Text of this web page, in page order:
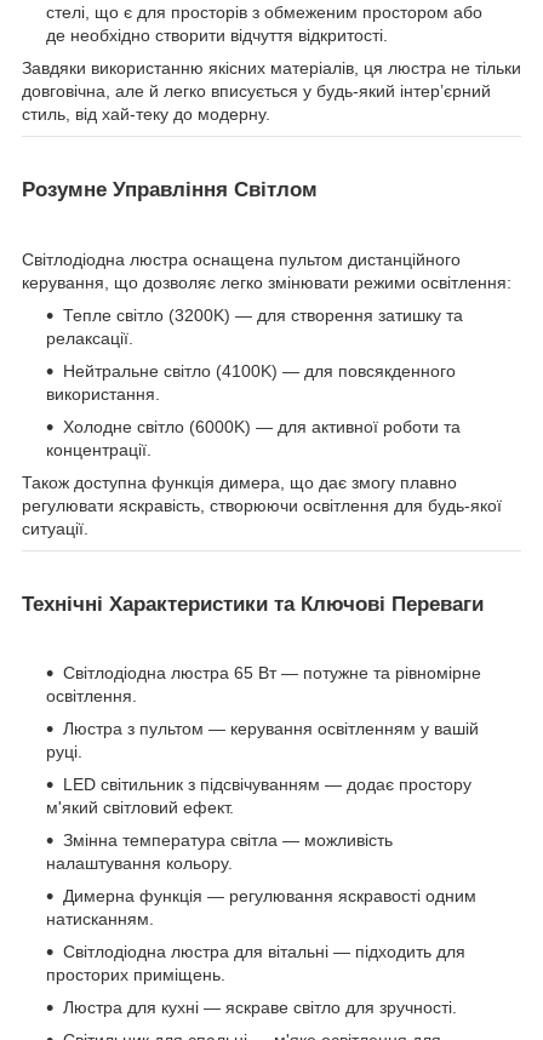
стелі, що є для просторів з обмеженим простором або
де необхідно створити відчуття відкритості.
Завдяки використанню якісних матеріалів, ця люстра не тільки
довговічна, але й легко вписується у будь-який інтер’єрний
стиль, від хай-теку до модерну.
Розумне Управління Світлом
Світлодіодна люстра оснащена пультом дистанційного
керування, що дозволяє легко змінювати режими освітлення:
Тепле світло (3200K) — для створення затишку та
релаксації.
Нейтральне світло (4100K) — для повсякденного
використання.
Холодне світло (6000K) — для активної роботи та
концентрації.
Також доступна функція димера, що дає змогу плавно
регулювати яскравість, створюючи освітлення для будь-якої
ситуації.
Технічні Характеристики та Ключові Переваги
Світлодіодна люстра 65 Вт — потужне та рівномірне
освітлення.
Люстра з пультом — керування освітленням у вашій
руці.
LED світильник з підсвічуванням — додає простору
м'який світловий ефект.
Змінна температура світла — можливість
налаштування кольору.
Димерна функція — регулювання яскравості одним
натисканням.
Світлодіодна люстра для вітальні — підходить для
просторих приміщень.
Люстра для кухні — яскраве світло для зручності.